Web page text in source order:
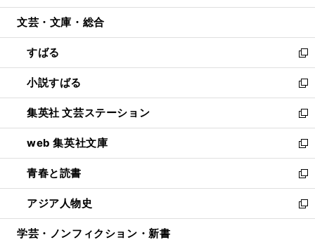
開
ウ
開
く
ン
ウ
で
開
く
ウ
ン
ド
ウ
で
開
く
文芸・文庫・総合
すばる
新
し
い
ウ
ィ
ン
ド
ウ
で
開
く
小説すばる
新
し
い
ウ
ィ
ン
ド
ウ
で
開
集英社 文芸ステーション
新
し
い
ウ
ィ
ン
ド
ウ
web 集英社文庫
新
し
い
ウ
ィ
ン
青春と読書
新
し
い
ウ
アジア人物史
新
し
学芸・ノンフィクション・新書